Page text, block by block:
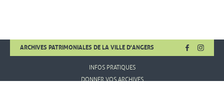
ARCHIVES PATRIMONIALES DE LA VILLE D'ANGERS FACEBOOK
, OUVRE
,
INFOS PRATIQUES
DONNER VOS ARCHIVES